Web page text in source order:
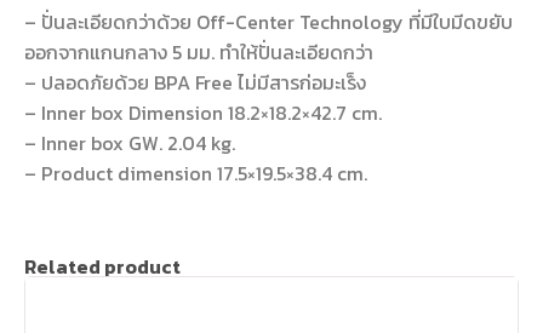
– ปั่นละเอียดกว่าด้วย Off-Center Technology ที่มีใบมีดขยับ
ออกจากแกนกลาง 5 มม. ทำให้ปั่นละเอียดกว่า
– ปลอดภัยด้วย BPA Free ไม่มีสารก่อมะเร็ง
– Inner box Dimension 18.2×18.2×42.7 cm.
– Inner box GW. 2.04 kg.
– Product dimension 17.5×19.5×38.4 cm.
Related product